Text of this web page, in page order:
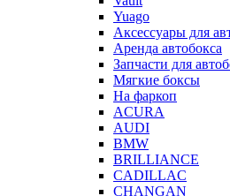
Yuago
Аксессуары для
Аренда автобокса
Запчасти для
Мягкие боксы
На фаркоп
ACURA
AUDI
BMW
BRILLIANCE
CADILLAC
CHANGAN